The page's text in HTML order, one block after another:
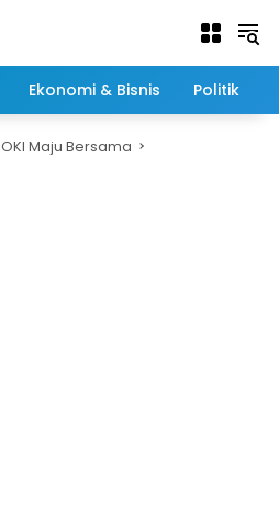
Ekonomi & Bisnis Politik
OKI Maju Bersama